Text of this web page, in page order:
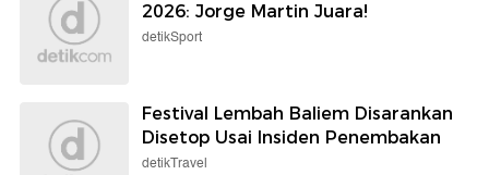
2026: Jorge Martin Juara!
detikSport
Festival Lembah Baliem Disarankan
Disetop Usai Insiden Penembakan
detikTravel